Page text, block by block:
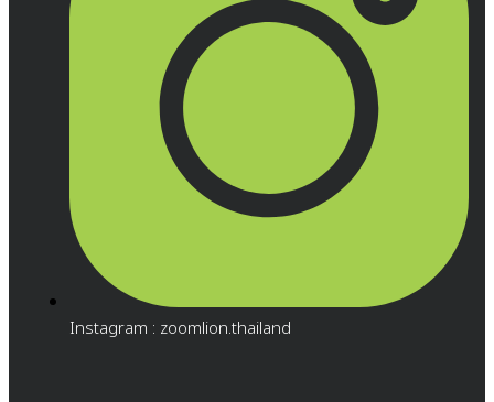
Instagram : zoomlion.thailand